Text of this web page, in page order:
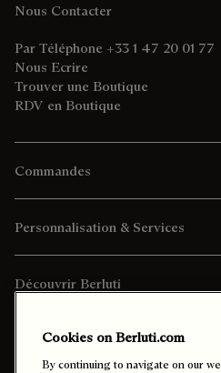
Nous Contacter
Par Téléphone +33 1 47 20 01 77
Nous Ecrire
Trouver une Boutique
RDV en Boutique
Commandes
Personnalisation & Services
Découvrir Berluti
Cookies on Berluti.com
By continuing to navigate on our